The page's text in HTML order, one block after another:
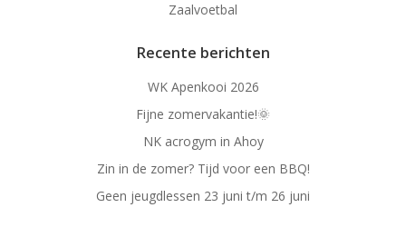
Zaalvoetbal
Recente berichten
WK Apenkooi 2026
Fijne zomervakantie!🌞
NK acrogym in Ahoy
Zin in de zomer? Tijd voor een BBQ!
Geen jeugdlessen 23 juni t/m 26 juni